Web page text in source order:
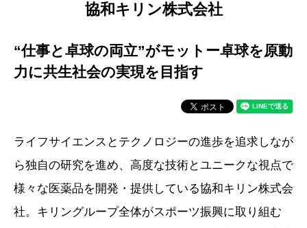
協和キリン株式会社
“仕事と卓球の両立”がモットー卓球を原動
力に共生社会の実現を目指す
ライフサイエンスとテクノロジーの進歩を追求しなが
ら独自の研究を進め、高度な技術とユニークな視点で
様々な医薬品を開発・提供している協和キリン株式会
社。キリングループ全体がスポーツ振興に取り組む